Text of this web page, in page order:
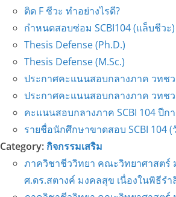
ติด F ชีวะ ทำอย่างไรดี?
กำหนดสอบซ่อม SCBI104 (แล็บชีว
Thesis Defense (Ph.D.)
Thesis Defense (M.Sc.)
ประกาศคะแนนสอบกลางภาค วทช
ประกาศคะแนนสอบกลางภาค วทช
คะแนนสอบกลางภาค SCBI 104 ปีก
รายชื่อนักศึกษาขาดสอบ SCBI 104
Category: กิจกรรมเสริม
ภาควิชาชีววิทยา คณะวิทยาศาสตร์
ศ.ดร.สตางค์ มงคลสุข เนื่องในพิธีร